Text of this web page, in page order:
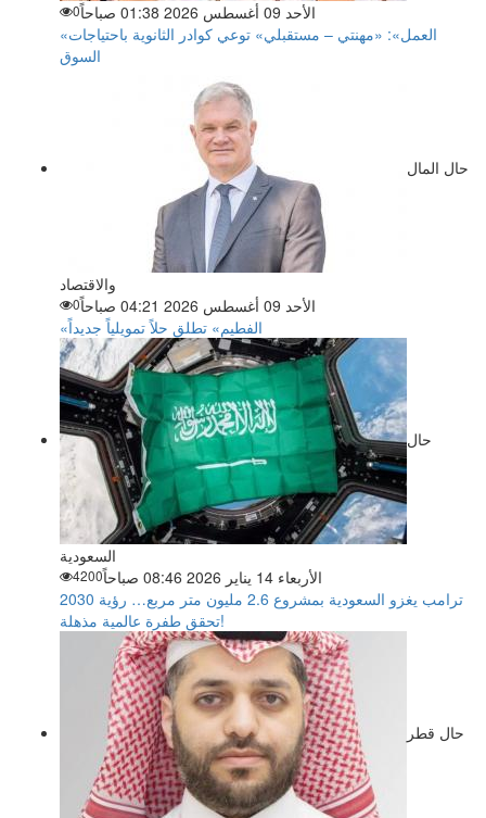
الأحد 09 أغسطس 2026 01:38 صباحاً 0
«العمل»: «مهنتي – مستقبلي» توعي كوادر الثانوية باحتياجات
السوق
حال المال
والاقتصاد
الأحد 09 أغسطس 2026 04:21 صباحاً
0
«الفطيم» تطلق حلاً تمويلياً جديداً
حال
السعودية
الأربعاء 14 يناير 2026 08:46 صباحاً
4200
ترامب يغزو السعودية بمشروع 2.6 مليون متر مربع… رؤية 2030
تحقق طفرة عالمية مذهلة!
حال قطر